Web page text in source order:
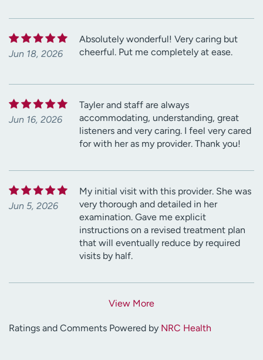
Jun 18, 2026
Absolutely wonderful! Very caring but
cheerful. Put me completely at ease.
Jun 16, 2026
Tayler and staff are always
accommodating, understanding, great
listeners and very caring. I feel very cared
for with her as my provider. Thank you!
Jun 5, 2026
My initial visit with this provider. She was
very thorough and detailed in her
examination. Gave me explicit
instructions on a revised treatment plan
that will eventually reduce by required
visits by half.
View More
Ratings and Comments Powered by NRC Health